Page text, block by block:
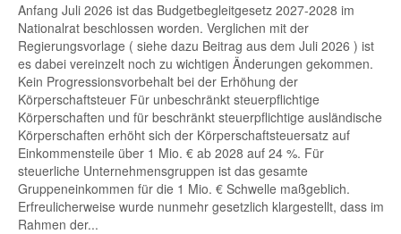
Anfang Juli 2026 ist das Budgetbegleitgesetz 2027-2028 im
Nationalrat beschlossen worden. Verglichen mit der
Regierungsvorlage ( siehe dazu Beitrag aus dem Juli 2026 ) ist
es dabei vereinzelt noch zu wichtigen Änderungen gekommen.
Kein Progressionsvorbehalt bei der Erhöhung der
Körperschaftsteuer Für unbeschränkt steuerpflichtige
Körperschaften und für beschränkt steuerpflichtige ausländische
Körperschaften erhöht sich der Körperschaftsteuersatz auf
Einkommensteile über 1 Mio. € ab 2028 auf 24 %. Für
steuerliche Unternehmensgruppen ist das gesamte
Gruppeneinkommen für die 1 Mio. € Schwelle maßgeblich.
Erfreulicherweise wurde nunmehr gesetzlich klargestellt, dass im
Rahmen der...